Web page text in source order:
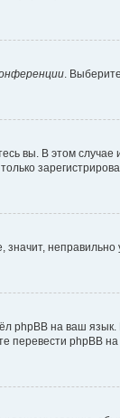
.
вы. В этом
phpBB на ваш
перевести